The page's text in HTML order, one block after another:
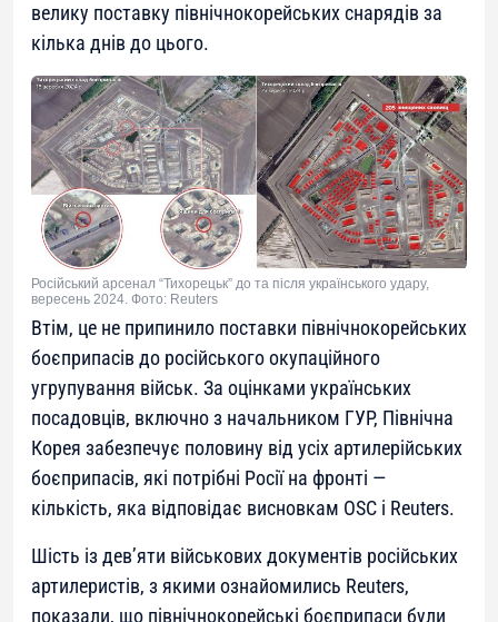
велику поставку північнокорейських снарядів за
кілька днів до цього.
Російський арсенал “Тихорецьк” до та після українського удару,
вересень 2024. Фото: Reuters
Втім, це не припинило поставки північнокорейських
боєприпасів до російського окупаційного
угрупування військ. За оцінками українських
посадовців, включно з начальником ГУР, Північна
Корея забезпечує половину від усіх артилерійських
боєприпасів, які потрібні Росії на фронті —
кількість, яка відповідає висновкам OSC і Reuters.
Шість із дев’яти військових документів російських
артилеристів, з якими ознайомились Reuters,
показали, що північнокорейські боєприпаси були